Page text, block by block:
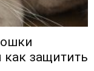
защитить